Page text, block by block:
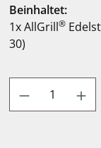
Beinhaltet:
1x AllGrill®
30)
Produkt